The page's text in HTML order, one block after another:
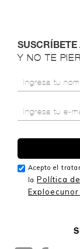
SUSCRÍBETE
Y NO TE
Acepto el
la Política
Exploecunor